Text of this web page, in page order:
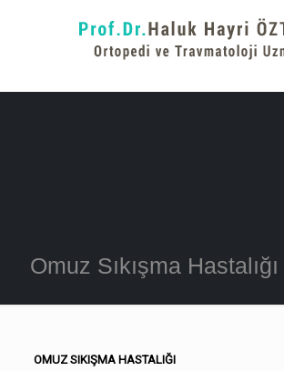
Omuz Sıkışma Hastalığı
OMUZ SIKIŞMA HASTALIĞI